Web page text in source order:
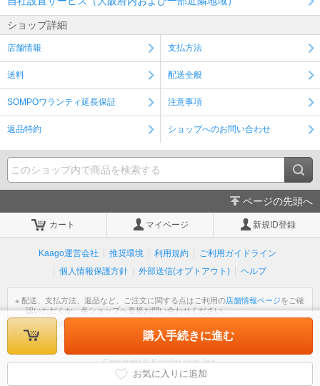
ショップ詳細
店舗情報 支払方法
送料 配送全般
SOMPOワランティ延長保証 注意事項
返品特約 ショップへのお問い合わせ
購入手続きに進む
お気に入りに追加
ページの先頭へ
カート マイページ 新規ID登録
Kaago運営会社 推奨環境 利用規約
ご利用ガイドライン
個人情報保護方針
外部送信(オプトアウト) ヘルプ
※ 配送、支払方法、返品など、ご注文に関する点はご利用の店舗情報ページをご確
認いただくか、各ショップへ直接お問い合わせください。
※ 個人情報の取扱いについては
※ 不明な点がございましたら
をご覧ください。
Copyright © Kakaku.com, Inc.
All Rights Reserved.